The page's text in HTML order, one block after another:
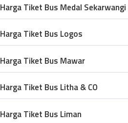
Harga Tiket Bus Medal Sekarwangi
Harga Tiket Bus Logos
Harga Tiket Bus Mawar
Harga Tiket Bus Litha & CO
Harga Tiket Bus Liman